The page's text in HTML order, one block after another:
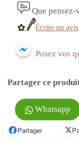
Que
Écrire un avis
Posez vos
Partager ce
Whatsapp
PartagerPartager sur